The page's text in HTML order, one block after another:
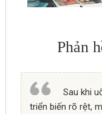
Phản
Sau khi
triển biến rõ rệt,